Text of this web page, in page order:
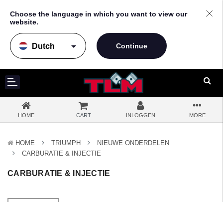
Choose the language in which you want to view our
website.
arrow_drop_down
HOME CART INLOGGEN MORE
HOME TRIUMPH
NIEUWE ONDERDELEN
CARBURATIE & INJECTIE
CARBURATIE & INJECTIE